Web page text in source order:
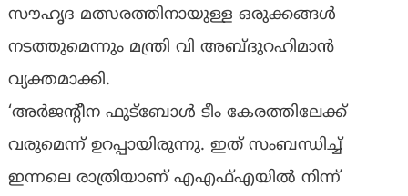
സൗഹൃദ മത്സരത്തിനായുള്ള ഒരുക്കങ്ങൾ
നടത്തുമെന്നും മന്ത്രി വി അബ്‌ദുറഹിമാൻ
വ്യക്തമാക്കി.
‘അർജന്‍റീന ഫുട്ബോള്‍ ടീം കേരത്തിലേക്ക്
വരുമെന്ന് ഉറപ്പായിരുന്നു. ഇത് സംബന്ധിച്ച്
ഇന്നലെ രാത്രിയാണ് എഎഫ്എയില്‍ നിന്ന്